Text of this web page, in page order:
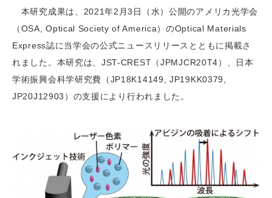
本研究成果は、2021年2月3日（水）公開のアメリカ光学会
（OSA, Optical Society of America）のOptical Materials
Express誌に当学会の公式ニュースリリースとともに掲載さ
れました。本研究は、JST-CREST（JPMJCR20T4）、日本
学術振興会科学研究費（JP18K14149, JP19KK0379,
JP20J12903）の支援により行われました。